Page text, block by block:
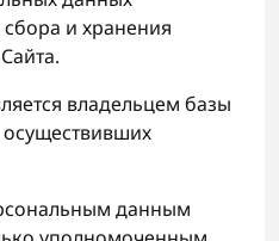
сбора и хранения
владельцем базы
данным